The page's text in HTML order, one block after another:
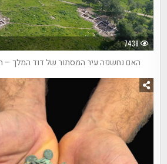
7438
האם נחשפה עיר המסתור של דוד המלך –